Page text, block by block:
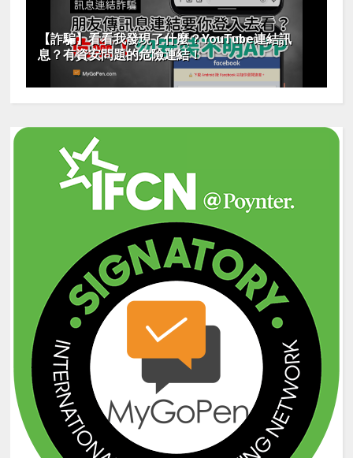
【詐騙】看看我發現了什麼？YouTube連結訊
息？有資安問題的危險連結！